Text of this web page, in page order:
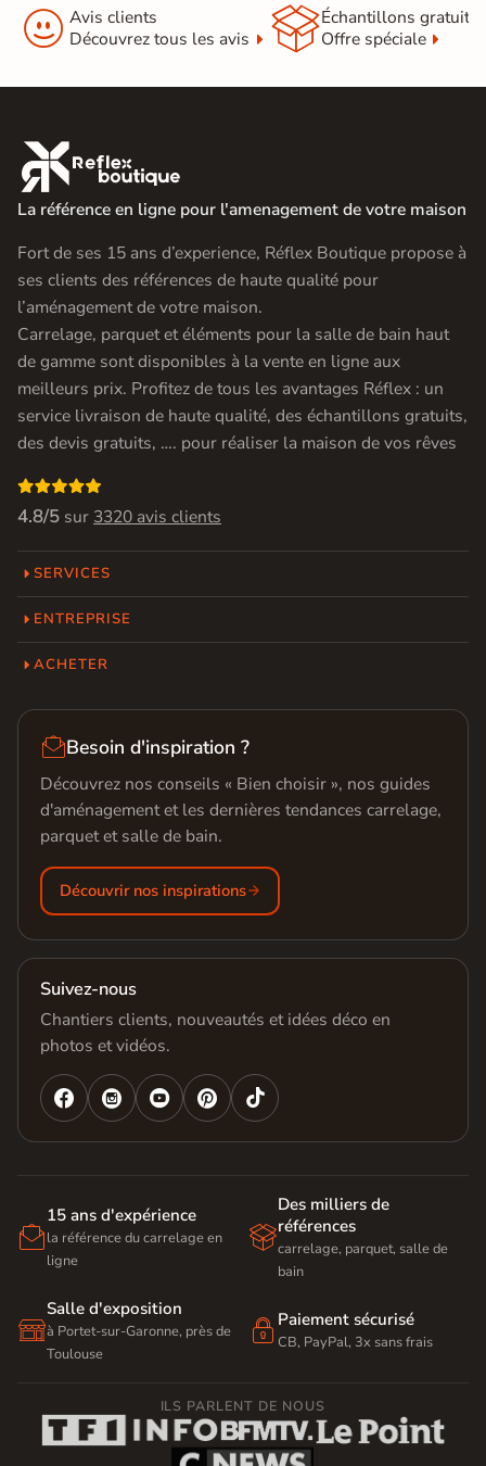
 Avis clients
Découvrez tous les avis
Échantillons gratuit
Offre spéciale

La référence en ligne pour l'amenagement de votre maison
Fort de ses 15 ans d’experience, Réflex Boutique propose à
ses clients des références de haute qualité pour
l’aménagement de votre maison.
Carrelage, parquet et éléments pour la salle de bain haut
de gamme sont disponibles à la vente en ligne aux
meilleurs prix. Profitez de tous les avantages Réflex : un
service livraison de haute qualité, des échantillons gratuits,
des devis gratuits, …. pour réaliser la maison de vos rêves

4.8/5 sur 3320 avis clients
SERVICES
ENTREPRISE
ACHETER
Besoin d'inspiration ?
Découvrez nos conseils « Bien choisir », nos guides
d'aménagement et les dernières tendances carrelage,
parquet et salle de bain.
Découvrir nos inspirations
Suivez-nous
Chantiers clients, nouveautés et idées déco en
photos et vidéos.
   

15 ans d'expérience
la référence du carrelage en
ligne

Des milliers de
références
carrelage, parquet, salle de
bain

Salle d'exposition
à Portet-sur-Garonne, près de
Toulouse
 Paiement sécurisé
CB, PayPal, 3x sans frais
ILS PARLENT DE NOUS